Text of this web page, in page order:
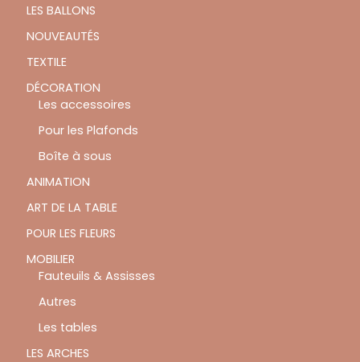
LES BALLONS
NOUVEAUTÉS
TEXTILE
DÉCORATION
Les accessoires
Pour les Plafonds
Boîte à sous
ANIMATION
ART DE LA TABLE
POUR LES FLEURS
MOBILIER
Fauteuils & Assisses
Autres
Les tables
LES ARCHES